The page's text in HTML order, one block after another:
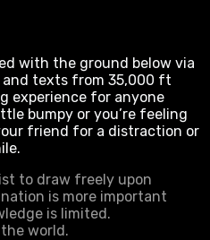
with the ground below via
and texts from 35,000 ft
experience for anyone
bumpy or you’re feeling
friend for a distraction or
to draw freely upon
is more important
is limited.
world.